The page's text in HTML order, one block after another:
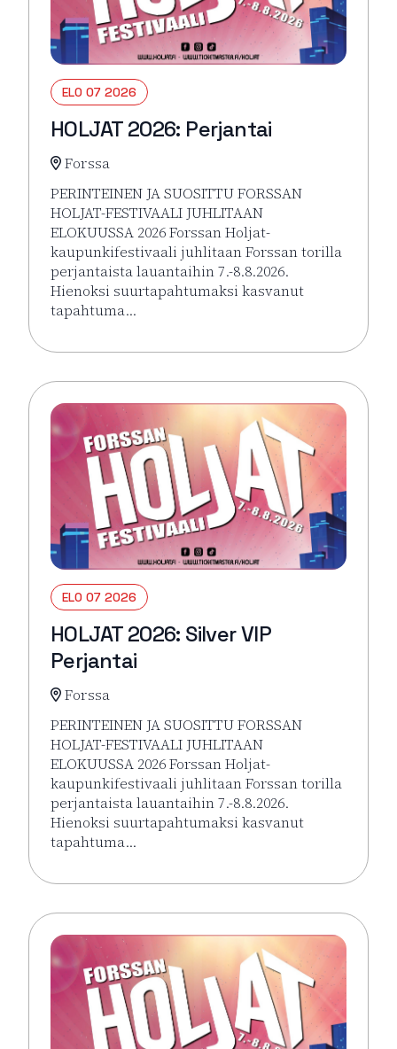
ELO 07 2026
HOLJAT 2026: Perjantai
Forssa
PERINTEINEN JA SUOSITTU FORSSAN
HOLJAT-FESTIVAALI JUHLITAAN
ELOKUUSSA 2026 Forssan Holjat-
kaupunkifestivaali juhlitaan Forssan torilla
perjantaista lauantaihin 7.-8.8.2026.
Hienoksi suurtapahtumaksi kasvanut
tapahtuma…
Lue lisää tapahtumasta HOLJAT 2026: Perjantai
ELO 07 2026
HOLJAT 2026: Silver VIP
Perjantai
Forssa
PERINTEINEN JA SUOSITTU FORSSAN
HOLJAT-FESTIVAALI JUHLITAAN
ELOKUUSSA 2026 Forssan Holjat-
kaupunkifestivaali juhlitaan Forssan torilla
perjantaista lauantaihin 7.-8.8.2026.
Hienoksi suurtapahtumaksi kasvanut
tapahtuma…
Lue lisää tapahtumasta HOLJAT 2026: Silver VIP